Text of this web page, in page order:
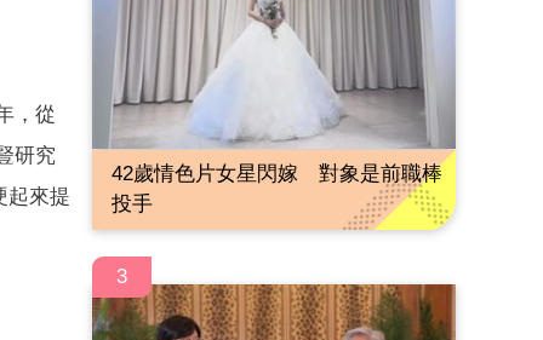
，從
研究
起來提
42歲情色片女星閃嫁 對象是前職棒
投手
3